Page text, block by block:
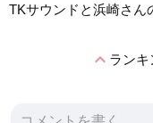
TKサウンドと浜崎さん
expand_lessランキ